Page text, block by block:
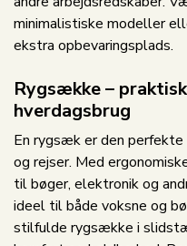
minimalistiske modeller
ekstra opbevaringsplads.
Rygsække –
hverdagsbrug
En rygsæk er den
og rejser. Med
til bøger, elektronik og
ideel til både voksne og
stilfulde rygsække i